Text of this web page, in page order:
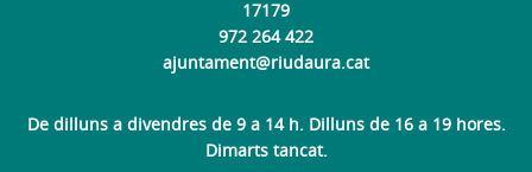
17179
972 264 422
ajuntament@riudaura.cat
De dilluns a divendres de 9 a 14 h. Dilluns de 16 a 19 hores.
Dimarts tancat.